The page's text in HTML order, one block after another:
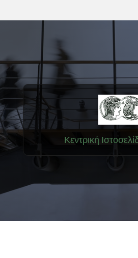
Κεντρική